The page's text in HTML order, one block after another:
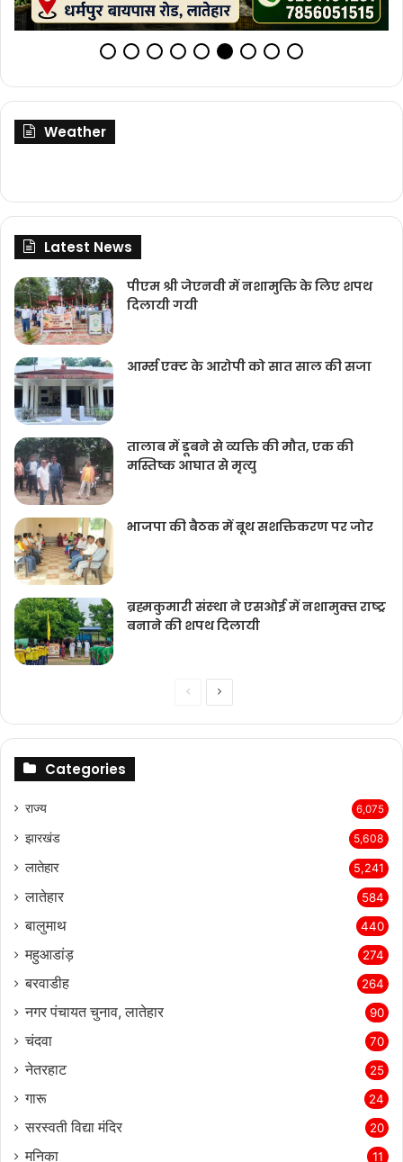
Weather
Latest News
पीएम श्री जेएनवी में नशामुक्ति के लिए शपथ
आर्म्स एक्ट के आरोपी को सात साल की सजा
तालाब में डूबने से व्यक्ति की मौत, एक की
भाजपा की बैठक में बूथ सशक्तिकरण पर जोर
ब्रह्मकुमारी संस्‍था ने एसओई में नशामुक्‍त राष्‍ट्र
बनाने की शपथ दिलायी
राज्‍य 6,075
झारखंड 5,608
लातेहार 5,241
लातेहार 584
बालुमाथ 440
महुआडांड़ 274
बरवाडीह 264
नगर पंचायत चुनाव, लातेहार 90
चंदवा 70
नेतरहाट 25